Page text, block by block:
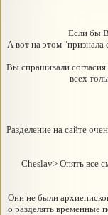
Если бы
А вот на этом
Вы спрашивали
всех
Разделение на сайте
Cheslav> Опять все
Они не были
о разделять временные